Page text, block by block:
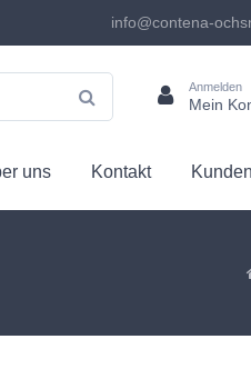
info@contena-
Anmelden
Mein
uns Kontakt